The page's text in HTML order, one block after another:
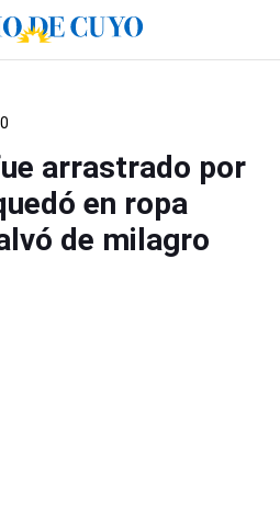
arrastrado por
en ropa
de milagro